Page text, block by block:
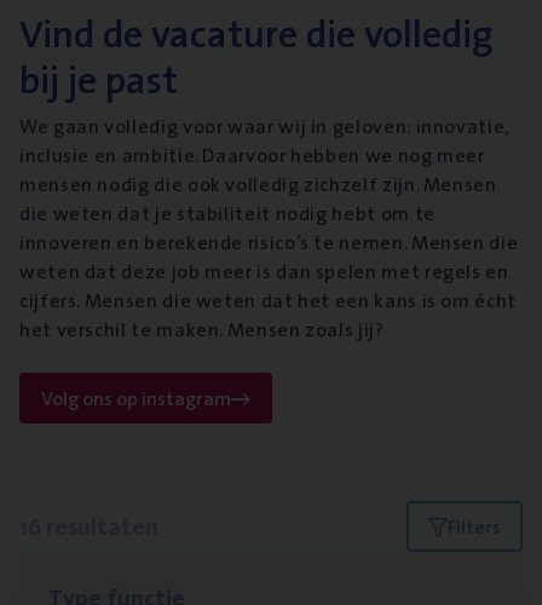
Vind de vacature die volledig
bij je past
We gaan volledig voor waar wij in geloven: innovatie,
inclusie en ambitie. Daarvoor hebben we nog meer
mensen nodig die ook volledig zichzelf zijn. Mensen
die weten dat je stabiliteit nodig hebt om te
innoveren en berekende risico’s te nemen. Mensen die
weten dat deze job meer is dan spelen met regels en
cijfers. Mensen die weten dat het een kans is om écht
het verschil te maken. Mensen zoals jij?
Volg ons op instagram
Filters